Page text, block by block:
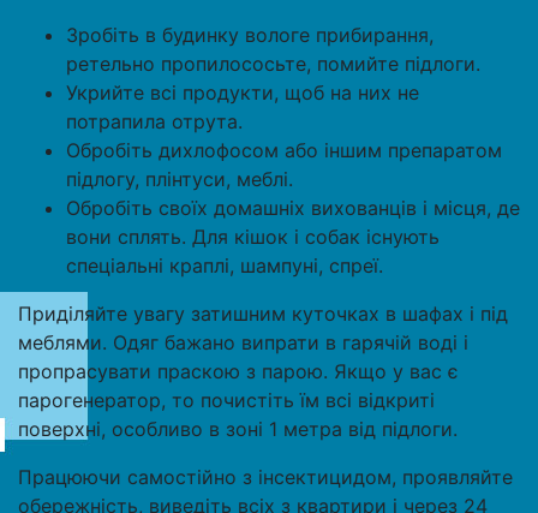
Зробіть в будинку вологе прибирання,
ретельно пропилососьте, помийте підлоги.
Укрийте всі продукти, щоб на них не
потрапила отрута.
Обробіть дихлофосом або іншим препаратом
підлогу, плінтуси, меблі.
Обробіть своїх домашніх вихованців і місця, де
вони сплять. Для кішок і собак існують
спеціальні краплі, шампуні, спреї.
Приділяйте увагу затишним куточках в шафах і під
меблями. Одяг бажано випрати в гарячій воді і
пропрасувати праскою з парою. Якщо у вас є
парогенератор, то почистіть їм всі відкриті
поверхні, особливо в зоні 1 метра від підлоги.
Працюючи самостійно з інсектицидом, проявляйте
обережність, виведіть всіх з квартири і через 24